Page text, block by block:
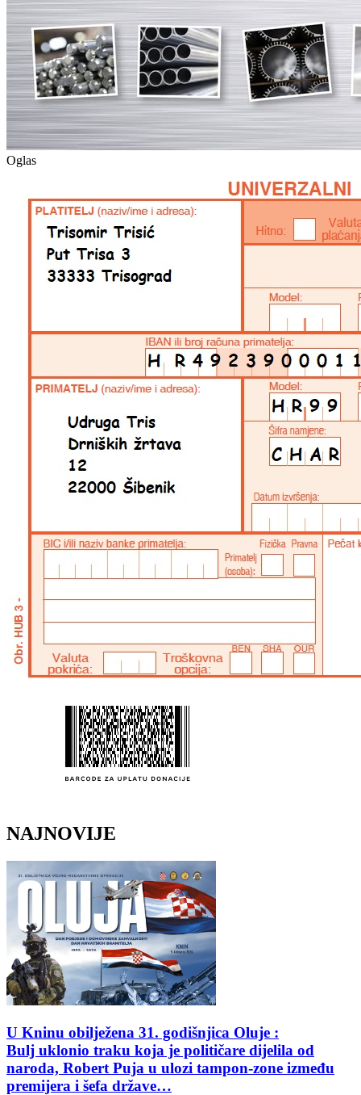
Oglas
NAJNOVIJE
U Kninu obilježena 31. godišnjica Oluje :
Bulj uklonio traku koja je političare dijelila od
naroda, Robert Puja u ulozi tampon-zone između
premijera i šefa države…